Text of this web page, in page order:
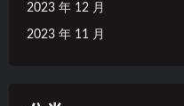
2023 年 12 月
2023 年 11 月